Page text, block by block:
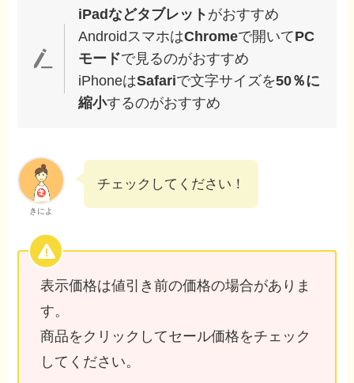
iPadなどタブレット がおすすめ
AndroidスマホはChromeで開いてPC
モードで見るのがおすすめ
iPhoneはSafariで文字サイズを50％に
縮小するのがおすすめ
きによ
チェックしてください！
表示価格は値引き前の価格の場合がありま
す。
商品をクリックしてセール価格をチェック
してください。